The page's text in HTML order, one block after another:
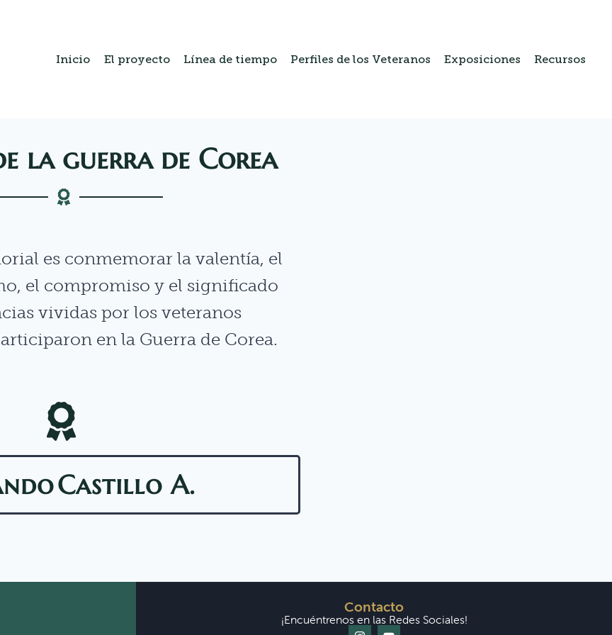
Inicio El proyecto Línea de tiempo Perfiles de los Veteranos Exposiciones Recursos
la guerra de Corea
es conmemorar la valentía, el
el compromiso y el significado
vividas por los veteranos
en la Guerra de Corea.
Castillo A.
Contacto
¡Encuéntrenos en las Redes Sociales!